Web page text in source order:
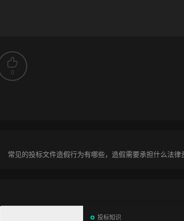
0
常见的投标文件造假行为有哪些，造假需要承担什么法律
投标知识